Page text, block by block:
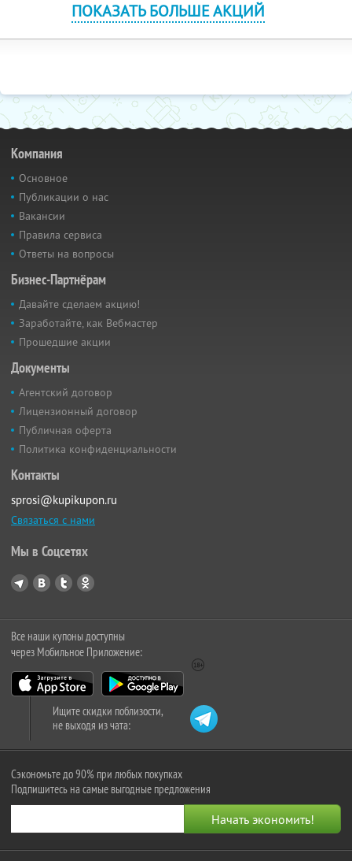
ПОКАЗАТЬ БОЛЬШЕ АКЦИЙ
Компания
Основное
Публикации о нас
Вакансии
Правила сервиса
Ответы на вопросы
Бизнес-Партнёрам
Давайте сделаем акцию!
Заработайте, как Вебмастер
Прошедшие акции
Документы
Агентский договор
Лицензионный договор
Публичная оферта
Политика конфиденциальности
Контакты
sprosi@kupikupon.ru
Связаться с нами
Мы в Соцсетях
Все наши купоны доступны
через Мобильное Приложение:
Ищите скидки поблизости,
не выходя из чата:
Сэкономьте до 90% при любых покупках
Подпишитесь на самые выгодные предложения